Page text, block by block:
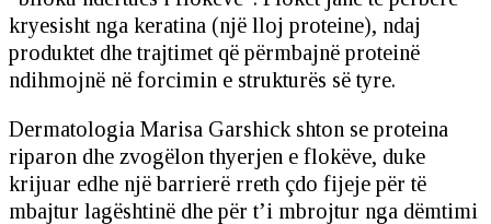
kryesisht nga keratina (një lloj proteine), ndaj
produktet dhe trajtimet që përmbajnë proteinë
ndihmojnë në forcimin e strukturës së tyre.
Dermatologia Marisa Garshick shton se proteina
riparon dhe zvogëlon thyerjen e flokëve, duke
krijuar edhe një barrierë rreth çdo fijeje për të
mbajtur lagështinë dhe për t’i mbrojtur nga dëmtimi